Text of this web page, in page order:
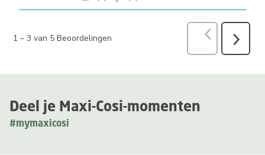
Deel je Maxi-Cosi-momenten
#mymaxicosi
1 – 3 van 5 Beoordelingen Vorige